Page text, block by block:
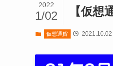
【仮
2022
1/02
仮想通貨 2021.10.02